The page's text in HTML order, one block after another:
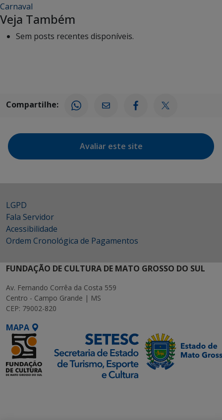
Carnaval
Veja Também
Sem posts recentes disponíveis.
Compartilhe:
Avaliar este site
LGPD
Fala Servidor
Acessibilidade
Ordem Cronológica de Pagamentos
FUNDAÇÃO DE CULTURA DE MATO GROSSO DO SUL
Av. Fernando Corrêa da Costa 559
Centro - Campo Grande | MS
CEP: 79002-820
MAPA